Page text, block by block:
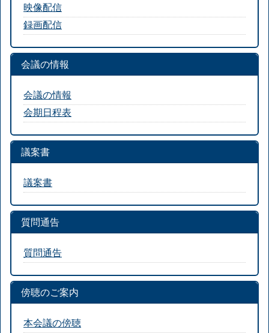
映像配信
録画配信
会議の情報
会議の情報
会期日程表
議案書
議案書
質問通告
質問通告
傍聴のご案内
本会議の傍聴